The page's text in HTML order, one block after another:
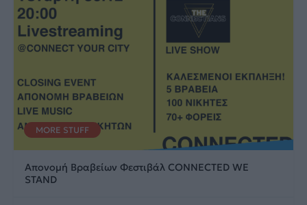
MORE STUFF
Απονομή Βραβείων Φεστιβάλ CONNECTED WE
STAND